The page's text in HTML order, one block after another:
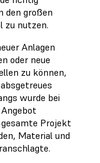
den großen
zu nutzen.
Anlagen
oder neue
zu können,
wurde bei
Projekt
Material und